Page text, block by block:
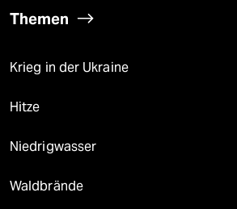
Themen
Krieg in der Ukraine
Hitze
Niedrigwasser
Waldbrände